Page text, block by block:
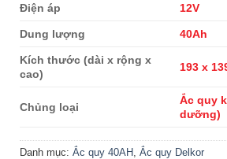
Điện áp 12V
Dung lượng 40Ah
Kích thước (dài x rộng x
cao)
193 x
Chủng loại
Ắc quy
dưỡng)
Danh mục: Ắc quy 40AH Ắc quy Delkor